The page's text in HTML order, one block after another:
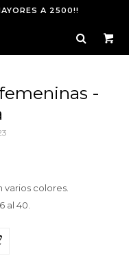
A 2500!!
-
colores.
al 40.